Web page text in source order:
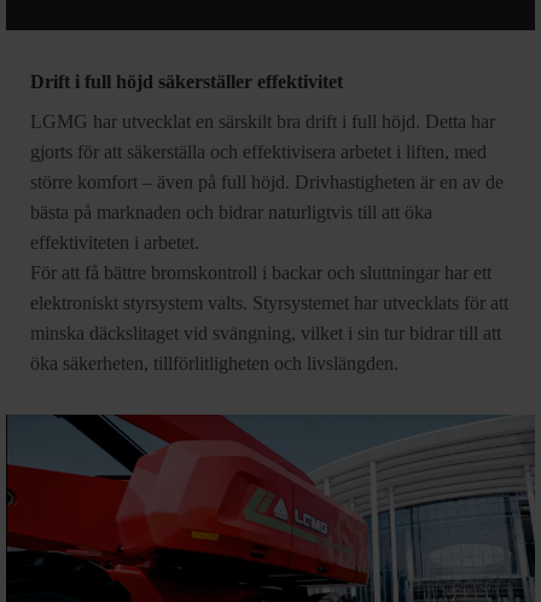
Drift i full höjd säkerställer effektivitet
LGMG har utvecklat en särskilt bra drift i full höjd. Detta har
gjorts för att säkerställa och effektivisera arbetet i liften, med
större komfort – även på full höjd. Drivhastigheten är en av de
bästa på marknaden och bidrar naturligtvis till att öka
effektiviteten i arbetet.
För att få bättre bromskontroll i backar och sluttningar har ett
elektroniskt styrsystem valts. Styrsystemet har utvecklats för att
minska däckslitaget vid svängning, vilket i sin tur bidrar till att
öka säkerheten, tillförlitligheten och livslängden.